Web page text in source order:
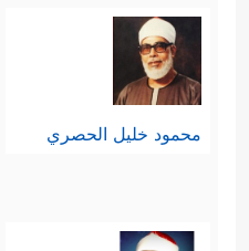
محمود خليل الحصري